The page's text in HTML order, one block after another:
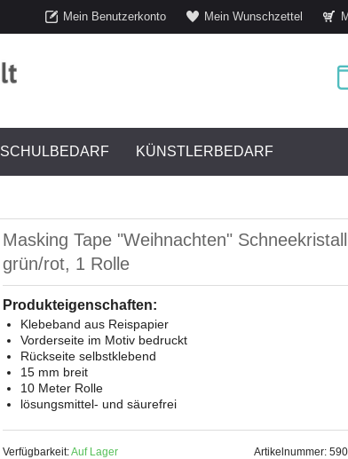
Mein Benutzerkonto Mein Wunschzettel
SCHULBEDARF KÜNSTLERBEDARF
Masking Tape "Weihnachten" Schneekristall
grün/rot, 1 Rolle
Produkteigenschaften:
Klebeband aus Reispapier
Vorderseite im Motiv bedruckt
Rückseite selbstklebend
15 mm breit
10 Meter Rolle
lösungsmittel- und säurefrei
Verfügbarkeit:Auf Lager
Artikelnummer: